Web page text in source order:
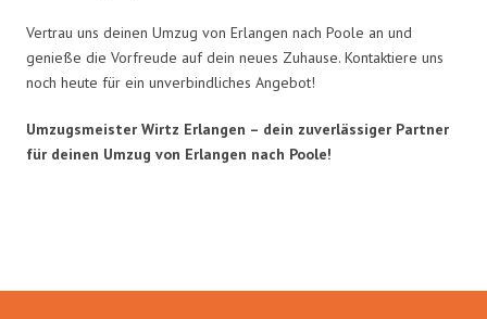
Vertrau uns deinen Umzug von Erlangen nach Poole an und
genieße die Vorfreude auf dein neues Zuhause. Kontaktiere uns
noch heute für ein unverbindliches Angebot!
Umzugsmeister Wirtz Erlangen – dein zuverlässiger Partner
für deinen Umzug von Erlangen nach Poole!